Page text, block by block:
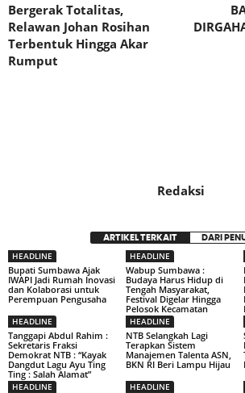
Bergerak Totalitas,
Relawan Johan Rosihan
Terbentuk Hingga Akar
Rumput
Redaksi
ARTIKEL TERKAIT DARI
HEADLINE
Bupati Sumbawa Ajak
IWAPI Jadi Rumah Inovasi
dan Kolaborasi untuk
Perempuan Pengusaha
HEADLINE
Wabup Sumbawa :
Budaya Harus Hidup di
Tengah Masyarakat,
Festival Digelar Hingga
Pelosok Kecamatan
HEADLINE
Tanggapi Abdul Rahim :
Sekretaris Fraksi
Demokrat NTB : “Kayak
Dangdut Lagu Ayu Ting
Ting : Salah Alamat”
HEADLINE
NTB Selangkah Lagi
Terapkan Sistem
Manajemen Talenta ASN,
BKN RI Beri Lampu Hijau
HEADLINE HEADLINE